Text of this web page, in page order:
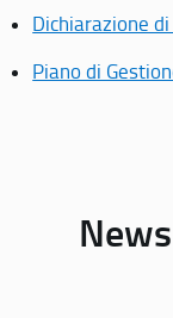
Dichiarazione
Piano di